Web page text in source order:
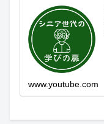
www.youtube.com